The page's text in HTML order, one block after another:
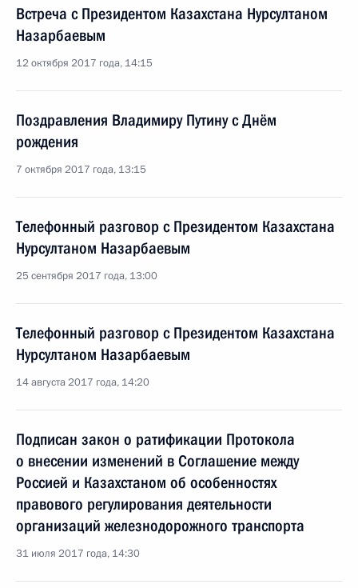
Встреча с Президентом Казахстана Нурсултаном
Назарбаевым
12 октября 2017 года, 14:15
Поздравления Владимиру Путину с Днём
рождения
7 октября 2017 года, 13:15
Телефонный разговор с Президентом Казахстана
Нурсултаном Назарбаевым
25 сентября 2017 года, 13:00
Телефонный разговор с Президентом Казахстана
Нурсултаном Назарбаевым
14 августа 2017 года, 14:20
Подписан закон о ратификации Протокола
о внесении изменений в Соглашение между
Россией и Казахстаном об особенностях
правового регулирования деятельности
организаций железнодорожного транспорта
31 июля 2017 года, 14:30